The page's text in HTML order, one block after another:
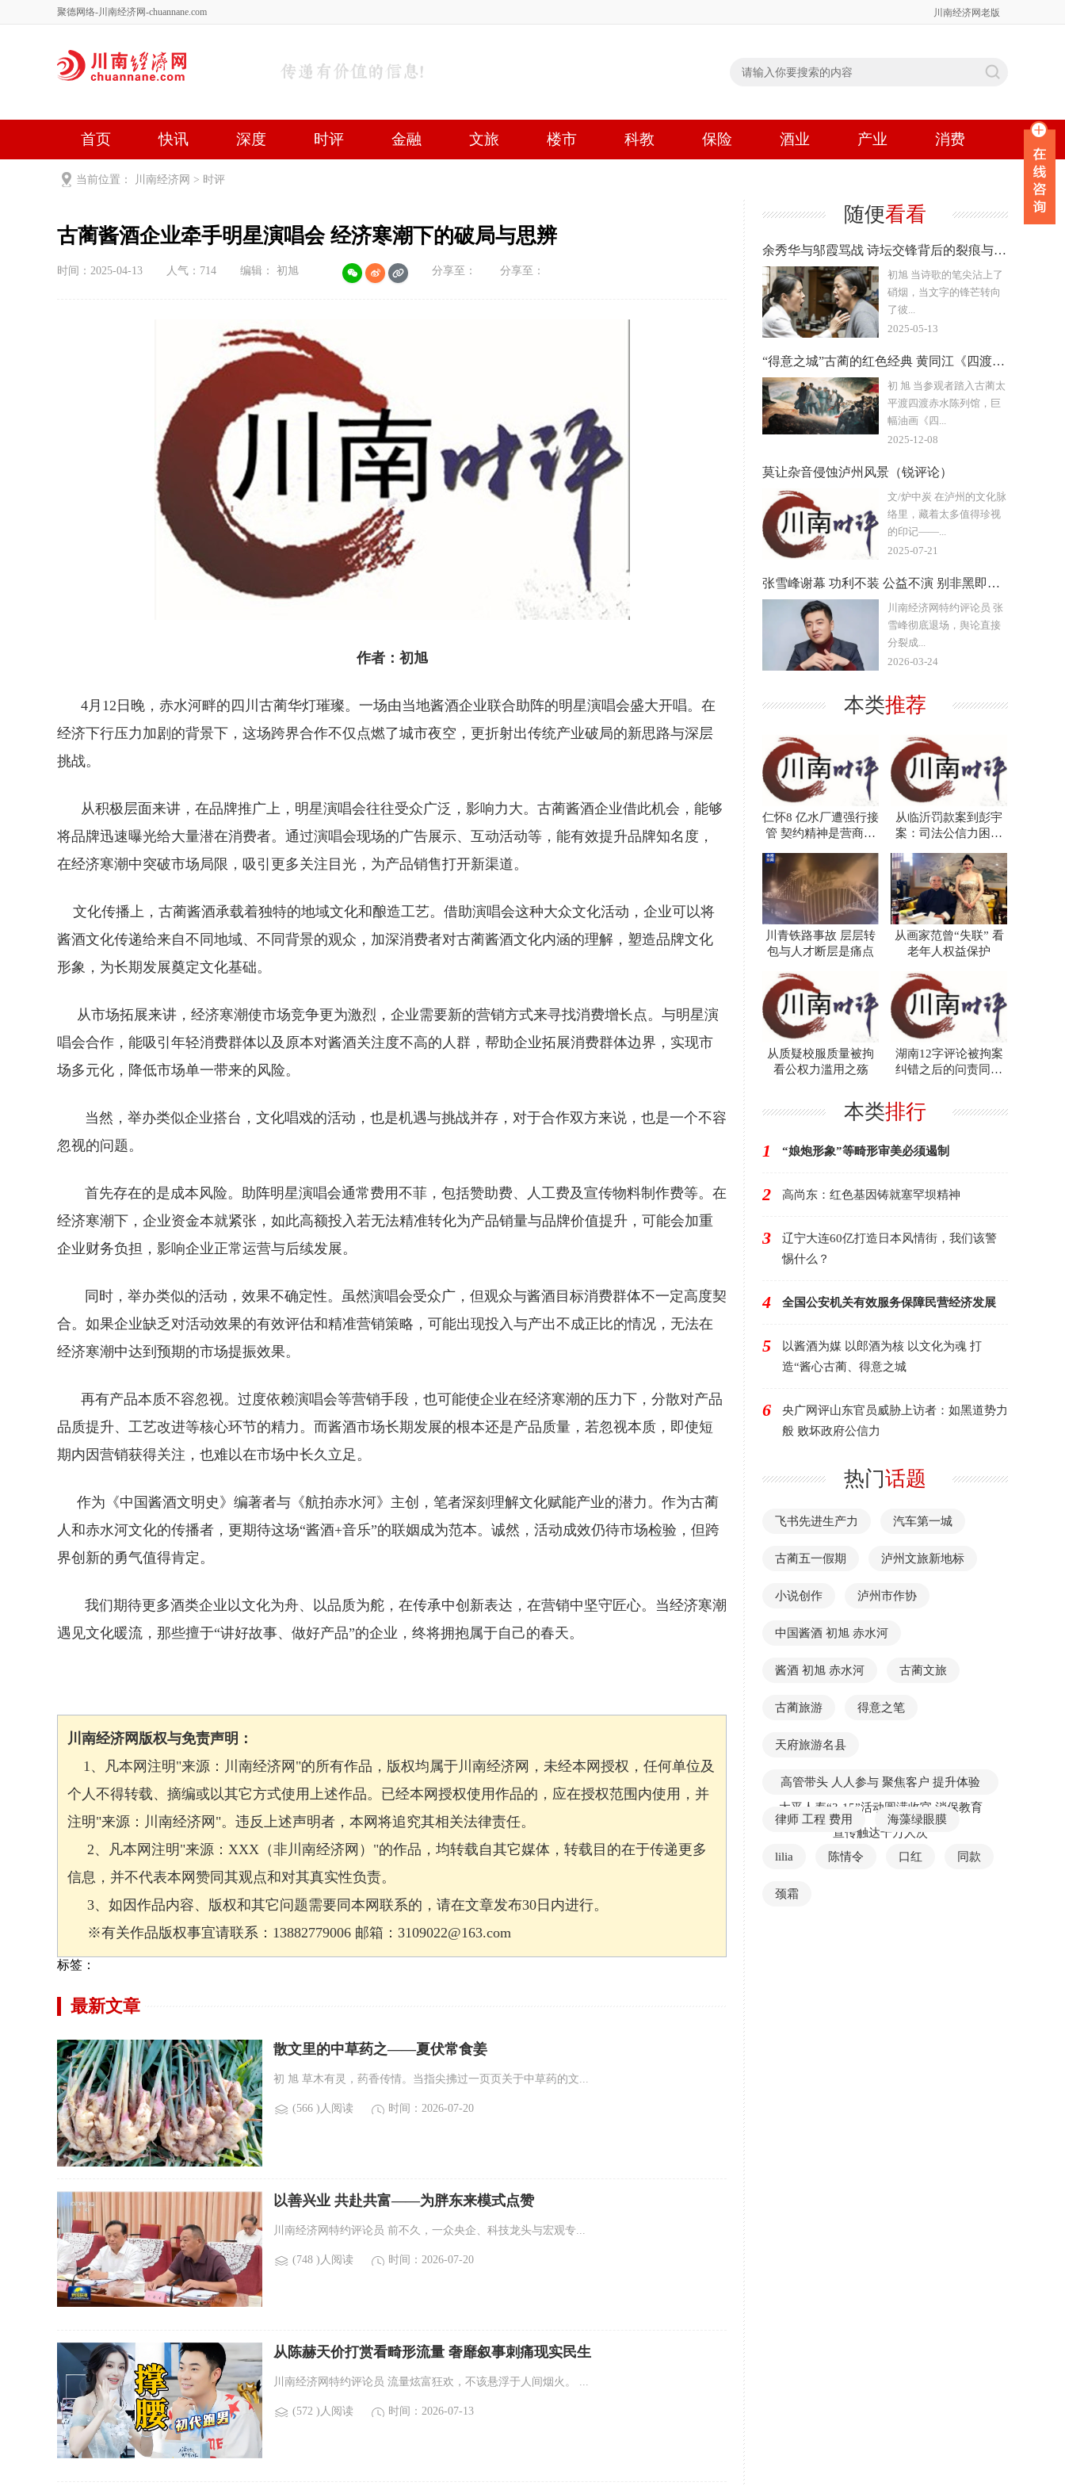
聚德网络-川南经济网-chuannane.com 川南经济网老版
首页 快讯 深度 时评 金融 文旅 楼市 科教 保险 酒业 产业 消费
健康 文艺
当前位置： 川南经济网 > 时评
古蔺酱酒企业牵手明星演唱会 经济寒潮下的破局与思辨
时间：2025-04-13 人气： 714 编辑： 初旭 分享至： 分享至：
作者：初旭
4月12日晚，赤水河畔的四川古蔺华灯璀璨。一场由当地酱酒企业联合助阵的明星演唱会盛大开唱。在
经济下行压力加剧的背景下，这场跨界合作不仅点燃了城市夜空，更折射出传统产业破局的新思路与深层
挑战。
从积极层面来讲，在品牌推广上，明星演唱会往往受众广泛，影响力大。古蔺酱酒企业借此机会，能够
将品牌迅速曝光给大量潜在消费者。通过演唱会现场的广告展示、互动活动等，能有效提升品牌知名度，
在经济寒潮中突破市场局限，吸引更多关注目光，为产品销售打开新渠道。
文化传播上，古蔺酱酒承载着独特的地域文化和酿造工艺。借助演唱会这种大众文化活动，企业可以将
酱酒文化传递给来自不同地域、不同背景的观众，加深消费者对古蔺酱酒文化内涵的理解，塑造品牌文化
形象，为长期发展奠定文化基础。
从市场拓展来讲，经济寒潮使市场竞争更为激烈，企业需要新的营销方式来寻找消费增长点。与明星演
唱会合作，能吸引年轻消费群体以及原本对酱酒关注度不高的人群，帮助企业拓展消费群体边界，实现市
场多元化，降低市场单一带来的风险。
当然，举办类似企业搭台，文化唱戏的活动，也是机遇与挑战并存，对于合作双方来说，也是一个不容
忽视的问题。
首先存在的是成本风险。助阵明星演唱会通常费用不菲，包括赞助费、人工费及宣传物料制作费等。在
经济寒潮下，企业资金本就紧张，如此高额投入若无法精准转化为产品销量与品牌价值提升，可能会加重
企业财务负担，影响企业正常运营与后续发展。
同时，举办类似的活动，效果不确定性。虽然演唱会受众广，但观众与酱酒目标消费群体不一定高度契
合。如果企业缺乏对活动效果的有效评估和精准营销策略，可能出现投入与产出不成正比的情况，无法在
经济寒潮中达到预期的市场提振效果。
再有产品本质不容忽视。过度依赖演唱会等营销手段，也可能使企业在经济寒潮的压力下，分散对产品
品质提升、工艺改进等核心环节的精力。而酱酒市场长期发展的根本还是产品质量，若忽视本质，即使短
期内因营销获得关注，也难以在市场中长久立足。
作为《中国酱酒文明史》编著者与《航拍赤水河》主创，笔者深刻理解文化赋能产业的潜力。作为古蔺
人和赤水河文化的传播者，更期待这场“酱酒+音乐”的联姻成为范本。诚然，活动成效仍待市场检验，但跨
界创新的勇气值得肯定。
我们期待更多酒类企业以文化为舟、以品质为舵，在传承中创新表达，在营销中坚守匠心。当经济寒潮
遇见文化暖流，那些擅于“讲好故事、做好产品”的企业，终将拥抱属于自己的春天。
川南经济网版权与免责声明：
1、凡本网注明"来源：川南经济网"的所有作品，版权均属于川南经济网，未经本网授权，任何单位及
个人不得转载、摘编或以其它方式使用上述作品。已经本网授权使用作品的，应在授权范围内使用，并
注明"来源：川南经济网"。违反上述声明者，本网将追究其相关法律责任。
2、凡本网注明"来源：XXX（非川南经济网）"的作品，均转载自其它媒体，转载目的在于传递更多
信息，并不代表本网赞同其观点和对其真实性负责。
3、如因作品内容、版权和其它问题需要同本网联系的，请在文章发布30日内进行。
※有关作品版权事宜请联系：13882779006 邮箱：3109022@163.com
标签：
最新文章
散文里的中草药之——夏伏常食姜
初 旭 草木有灵，药香传情。当指尖拂过一页页关于中草药的文...
(566 )人阅读 时间：2026-07-20
以善兴业 共赴共富——为胖东来模式点赞
川南经济网特约评论员 前不久，一众央企、科技龙头与宏观专...
(748 )人阅读 时间：2026-07-20
从陈赫天价打赏看畸形流量 奢靡叙事刺痛现实民生
川南经济网特约评论员 流量炫富狂欢，不该悬浮于人间烟火。 ...
(572 )人阅读 时间：2026-07-13
随便看看
余秀华与邬霞骂战 诗坛交锋背后的裂痕与反思
初旭 当诗歌的笔尖沾上了
硝烟，当文字的锋芒转向
了彼...
2025-05-13
“得意之城”古蔺的红色经典 黄同江《四渡赤水》的精神重量
初 旭 当参观者踏入古蔺太
平渡四渡赤水陈列馆，巨
幅油画《四...
2025-12-08
莫让杂音侵蚀泸州风景（锐评论）
文/炉中炭 在泸州的文化脉
络里，藏着太多值得珍视
的印记——...
2025-07-21
张雪峰谢幕 功利不装 公益不演 别非黑即白瞎站队
川南经济网特约评论员 张
雪峰彻底退场，舆论直接
分裂成...
2026-03-24
本类推荐
仁怀8 亿水厂遭强行接
管 契约精神是营商环
从临沂罚款案到彭宇
案：司法公信力困境
川青铁路事故 层层转
包与人才断层是痛点
从画家范曾“失联” 看
老年人权益保护
从质疑校服质量被拘
看公权力滥用之殇
湖南12字评论被拘案
纠错之后的问责同样
本类排行
1 “娘炮形象”等畸形审美必须遏制
2 高尚东：红色基因铸就塞罕坝精神
3
辽宁大连60亿打造日本风情街，我们该警
惕什么？
4 全国公安机关有效服务保障民营经济发展
5
以酱酒为媒 以郎酒为核 以文化为魂 打
造“酱心古蔺、得意之城
6
央广网评山东官员威胁上访者：如黑道势力
般 败坏政府公信力
热门话题
飞书先进生产力 汽车第一城
古蔺五一假期 泸州文旅新地标
小说创作 泸州市作协
中国酱酒 初旭 赤水河
酱酒 初旭 赤水河 古蔺文旅
古蔺旅游 得意之笔
天府旅游名县
高管带头 人人参与 聚焦客户 提升体验
太平人寿“3·15”活动圆满收官 消保教育
宣传触达千万人次
律师 工程 费用 海藻绿眼膜
lilia 陈情令 口红 同款
颈霜